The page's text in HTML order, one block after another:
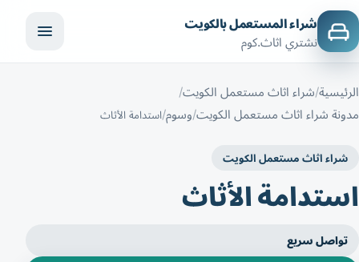
شراء المستعمل بالكويت
نشتري اثاث.كوم
الرئيسية شراء اثاث مستعمل الكويت
مدونة شراء اثاث مستعمل الكويت وسوم استدامة الأثاث
شراء اثاث مستعمل الكويت
استدامة الأثاث
تواصل سريع